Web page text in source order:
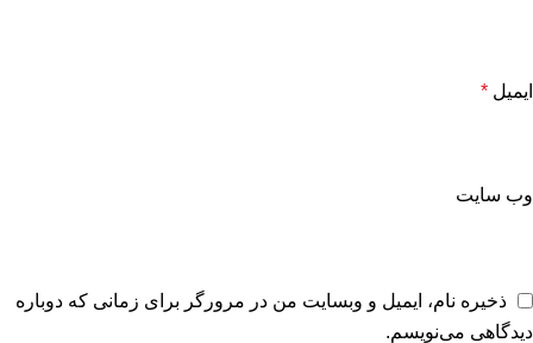
ایمیل *
وب‌ سایت
ذخیره نام، ایمیل و وبسایت من در مرورگر برای زمانی که دوباره
دیدگاهی می‌نویسم.